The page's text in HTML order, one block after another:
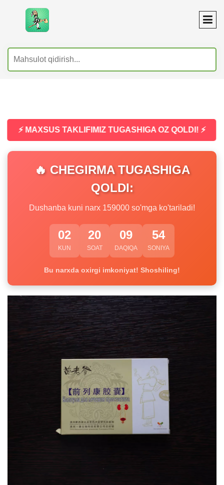
⚡ MAXSUS TAKLIFIMIZ TUGASHIGA OZ QOLDI! ⚡
🔥 CHEGIRMA TUGASHIGA
QOLDI:
Dushanba kuni narx 159000 so'mga ko'tariladi!
02
KUN
20
SOAT
09
DAQIQA
54
SONIYA
Bu narxda oxirgi imkoniyat! Shoshiling!